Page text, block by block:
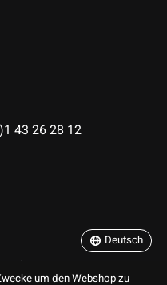
43 26 28 12
Deutsch
Español
um den Webshop zu